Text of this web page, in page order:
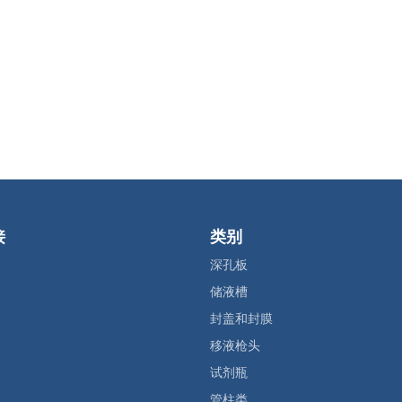
类别
深孔板
储液槽
封盖和封膜
移液枪头
试剂瓶